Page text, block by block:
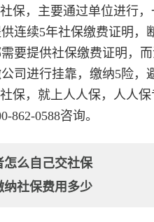
保，主要通过单位进行
连续5年社保缴费证明
要提供社保缴费证明，
司进行挂靠，缴纳5险，
保，就上人人保，人人
862-0588咨询。
怎么自己交社保
纳社保费用多少